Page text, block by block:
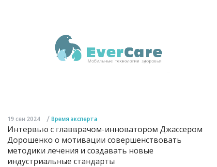
19 сен 2024 / Время эксперта
Интервью с главврачом-инноватором Джассером
Дорошенко о мотивации совершенствовать
методики лечения и создавать новые
индустриальные стандарты